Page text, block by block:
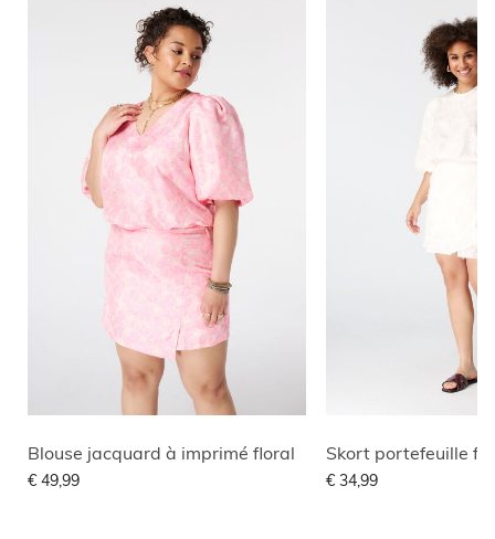
Blouse jacquard à imprimé floral
€ 49,99
Skort portefeuille
€ 34,99